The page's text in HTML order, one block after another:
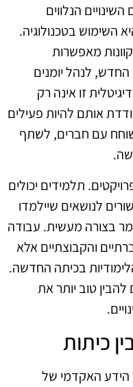
הנלווים
השימוש בטכנולוגיה.
מאפשרות
לנהל יומנים
זו אינה רק
אותם להיות פעילים
עם חברים, לשתף
תלמידים יכולים
לנושאים שיילמדו
בצורה מעשית. עבודה
והקבוצתיים אלא
בכיתה החדשה.
טוב יותר את
כיתות
הידע האקדמי של